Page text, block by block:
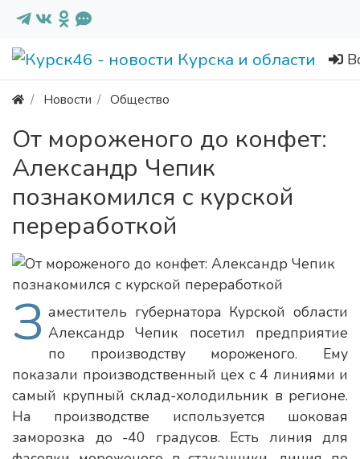
Новости Общество
От мороженого до конфет:
Александр Чепик
познакомился с курской
переработкой
З аместитель губернатора Курской области
Александр Чепик посетил предприятие
по производству мороженого. Ему
показали производственный цех с 4 линиями и
самый крупный склад-холодильник в регионе.
На производстве используется шоковая
заморозка до -40 градусов. Есть линия для